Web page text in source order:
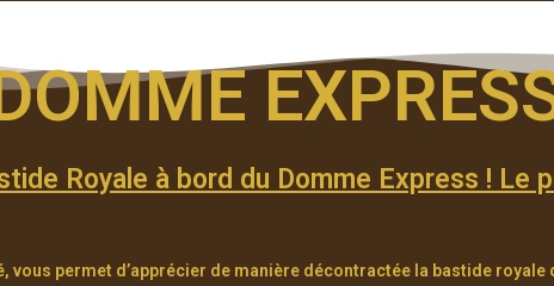
Royale à bord du Domme Express ! Le
vous permet d’apprécier de manière décontractée la bastide